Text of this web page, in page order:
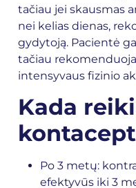
tačiau jei skausmas
nei kelias dienas,
gydytoją. Pacientė
tačiau
intensyvaus fizinio
Kada
Po 3 metų:
efektyvūs iki 3